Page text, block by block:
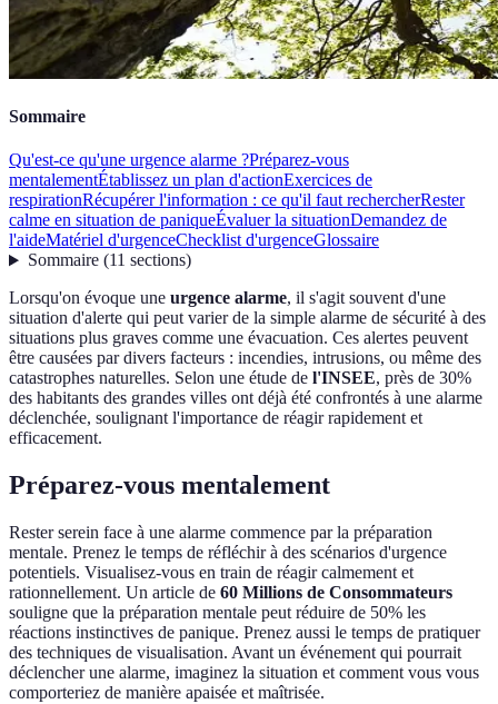
Sommaire
Qu'est-ce qu'une urgence alarme ?Préparez-vous
mentalementÉtablissez un plan d'actionExercices de
respirationRécupérer l'information : ce qu'il faut rechercherRester
calme en situation de paniqueÉvaluer la situationDemandez de
l'aideMatériel d'urgenceChecklist d'urgenceGlossaire
Sommaire(11 sections)
Lorsqu'on évoque une urgence alarme, il s'agit souvent d'une
situation d'alerte qui peut varier de la simple alarme de sécurité à des
situations plus graves comme une évacuation. Ces alertes peuvent
être causées par divers facteurs : incendies, intrusions, ou même des
catastrophes naturelles. Selon une étude de l'INSEE, près de 30%
des habitants des grandes villes ont déjà été confrontés à une alarme
déclenchée, soulignant l'importance de réagir rapidement et
efficacement.
Préparez-vous mentalement
Rester serein face à une alarme commence par la préparation
mentale. Prenez le temps de réfléchir à des scénarios d'urgence
potentiels. Visualisez-vous en train de réagir calmement et
rationnellement. Un article de 60 Millions de Consommateurs
souligne que la préparation mentale peut réduire de 50% les
réactions instinctives de panique. Prenez aussi le temps de pratiquer
des techniques de visualisation. Avant un événement qui pourrait
déclencher une alarme, imaginez la situation et comment vous vous
comporteriez de manière apaisée et maîtrisée.